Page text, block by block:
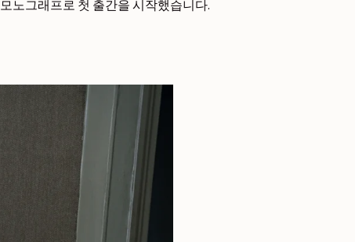
모노그래프로 첫 출간을 시작했습니다.